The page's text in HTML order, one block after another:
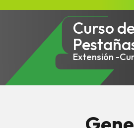
Curso
Extensión -